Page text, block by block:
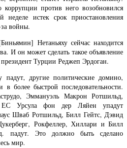
против него возобновился
истек срок приостановления
за войны.
Нетаньяху сейчас находится
И он может сделать такое объявление
Турции Реджеп Эрдоган.
падут, другие политические домино,
более быстрой последовательности.
Эммануэль Макрон Ротшильд,
Урсула фон дер Ляйен упадут
Шваб Ротшильд, Билл Гейтс, Дэвид
Рокфеллер, Хиллари и Билл
падут. Это должно быть сделано
мир.